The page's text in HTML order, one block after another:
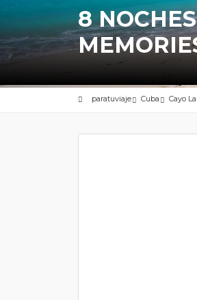
8
paratuviaje Cuba Cayo